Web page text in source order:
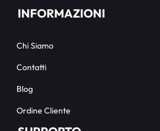
INFORMAZIONI
Chi Siamo
Contatti
Blog
Ordine Cliente